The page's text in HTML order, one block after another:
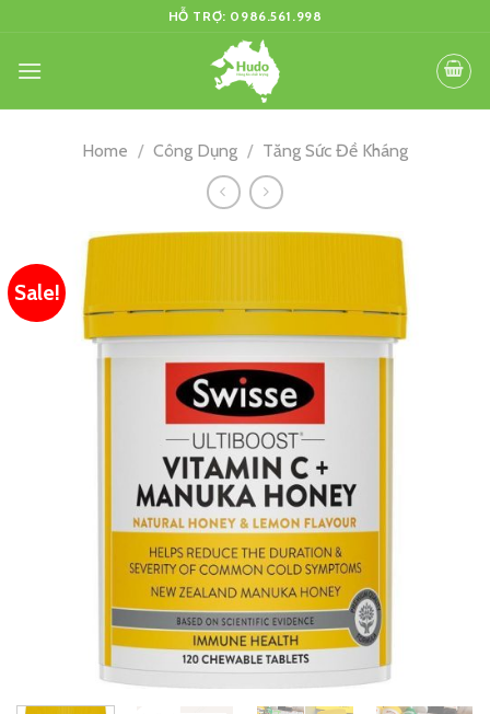
content
HỖ TRỢ: 0986.561.998
Home / Công Dụng / Tăng Sức Đề Kháng
Sale!